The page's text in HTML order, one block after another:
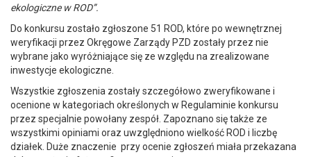
ekologiczne w ROD”.
Do konkursu zostało zgłoszone 51 ROD, które po wewnętrznej
weryfikacji przez Okręgowe Zarządy PZD zostały przez nie
wybrane jako wyróżniające się ze względu na zrealizowane
inwestycje ekologiczne.
Wszystkie zgłoszenia zostały szczegółowo zweryfikowane i
ocenione w kategoriach określonych w Regulaminie konkursu
przez specjalnie powołany zespół. Zapoznano się także ze
wszystkimi opiniami oraz uwzględniono wielkość ROD i liczbę
działek. Duże znaczenie przy ocenie zgłoszeń miała przekazana